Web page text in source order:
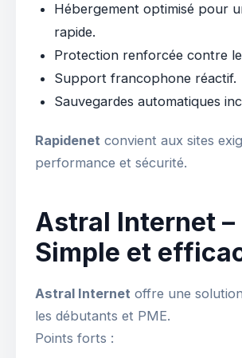
Hébergement optimisé pour
rapide.
Protection renforcée contre
Support francophone réactif.
Sauvegardes automatiques
Rapidenet convient aux sites
performance et sécurité.
Astral Internet –
Simple et
Astral Internet offre une
les débutants et PME.
Points forts :